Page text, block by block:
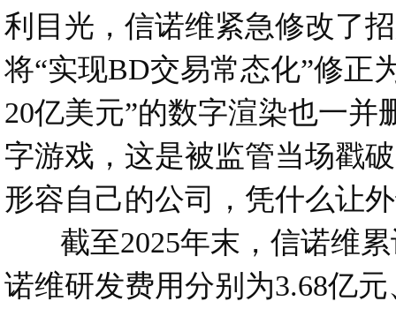
利目光，信诺维紧急修改了
将“实现BD交易常态化”修正
20亿美元”的数字渲染也一并
字游戏，这是被监管当场戳
形容自己的公司，凭什么让
截至2025年末，信诺维累
诺维研发费用分别为3.68亿